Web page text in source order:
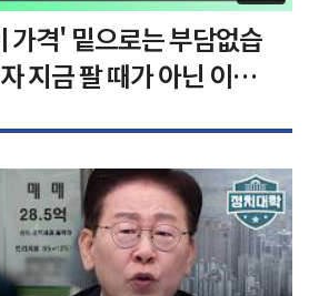
가격' 밑으로는 부담없습
지금 팔 때가 아닌 이유